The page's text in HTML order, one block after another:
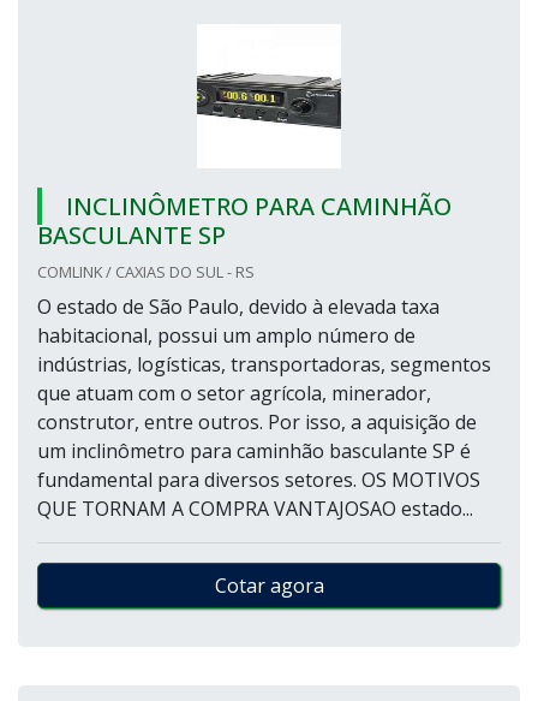
INCLINÔMETRO PARA CAMINHÃO
BASCULANTE SP
COMLINK / CAXIAS DO SUL - RS
O estado de São Paulo, devido à elevada taxa
habitacional, possui um amplo número de
indústrias, logísticas, transportadoras, segmentos
que atuam com o setor agrícola, minerador,
construtor, entre outros. Por isso, a aquisição de
um inclinômetro para caminhão basculante SP é
fundamental para diversos setores. OS MOTIVOS
QUE TORNAM A COMPRA VANTAJOSAO estado...
Cotar agora